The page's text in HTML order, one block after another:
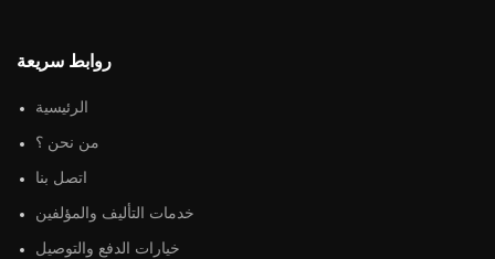
روابط سريعة
الرئيسية
من نحن ؟
اتصل بنا
خدمات التأليف والمؤلفين
خيارات الدفع والتوصيل